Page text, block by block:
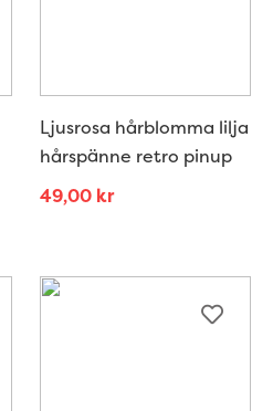
Ljusrosa hårblomma lilja
hårspänne retro pinup
49,00 kr